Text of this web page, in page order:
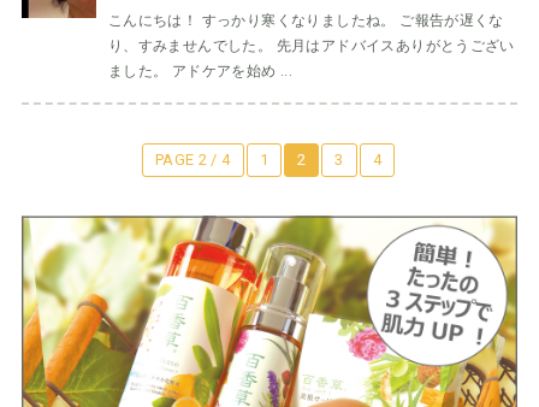
こんにちは！ すっかり寒くなりましたね。 ご報告が遅くな
り、すみませんでした。 先月はアドバイスありがとうござい
ました。 アドケアを始め ...
PAGE 2 / 4 1 2 3 4